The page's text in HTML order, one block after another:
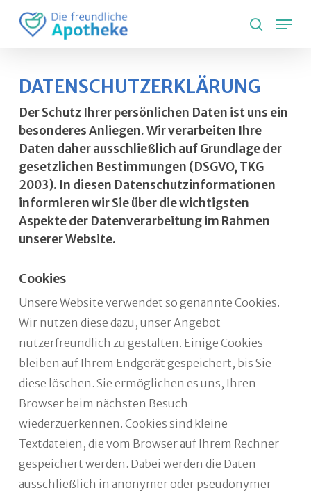
search
DATENSCHUTZERKLÄRUNG
Der Schutz Ihrer persönlichen Daten ist uns ein
besonderes Anliegen. Wir verarbeiten Ihre
Daten daher ausschließlich auf Grundlage der
gesetzlichen Bestimmungen (DSGVO, TKG
2003). In diesen Datenschutzinformationen
informieren wir Sie über die wichtigsten
Aspekte der Datenverarbeitung im Rahmen
unserer Website.
Cookies
Unsere Website verwendet so genannte Cookies.
Wir nutzen diese dazu, unser Angebot
nutzerfreundlich zu gestalten. Einige Cookies
bleiben auf Ihrem Endgerät gespeichert, bis Sie
diese löschen. Sie ermöglichen es uns, Ihren
Browser beim nächsten Besuch
wiederzuerkennen. Cookies sind kleine
Textdateien, die vom Browser auf Ihrem Rechner
gespeichert werden. Dabei werden die Daten
ausschließlich in anonymer oder pseudonymer